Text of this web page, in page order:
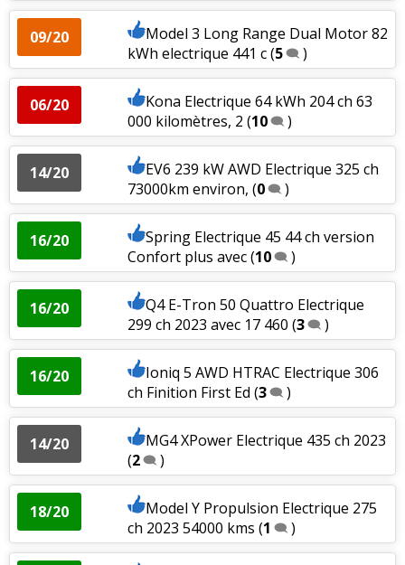
09/20
Model 3 Long Range Dual Motor 82
kWh electrique 441 c(5 )
06/20
Kona Electrique 64 kWh 204 ch 63
000 kilomètres, 2 (10 )
14/20
EV6 239 kW AWD Electrique 325 ch
73000km environ, (0 )
16/20
Spring Electrique 45 44 ch version
Confort plus avec(10 )
16/20
Q4 E-Tron 50 Quattro Electrique
299 ch 2023 avec 17 460 (3 )
16/20
Ioniq 5 AWD HTRAC Electrique 306
ch Finition First Ed (3 )
14/20
MG4 XPower Electrique 435 ch 2023
(2 )
18/20
Model Y Propulsion Electrique 275
ch 2023 54000 kms (1 )